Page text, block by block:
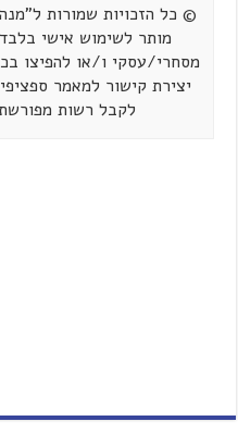
מותר לשימוש אישי
מסחרי/עסקי ו/או להפיצו
יצירת קישור למאמר
לקבל רשות